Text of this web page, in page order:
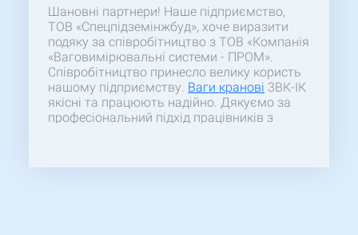
Шановні партнери! Наше підприємство,
ТОВ «Спецпідземінжбуд», хоче виразити
подяку за співробітництво з ТОВ «Компанія
«Ваговимірювальні системи - ПРОМ».
Співробітництво принесло велику користь
нашому підприємству. Ваги кранові 3ВК-ІК
якісні та працюють надійно. Дякуємо за
професіональний підхід працівників з